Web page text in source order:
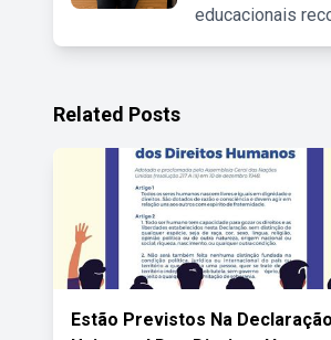
educacionais
Related Posts
Estão Previstos Na Declaração